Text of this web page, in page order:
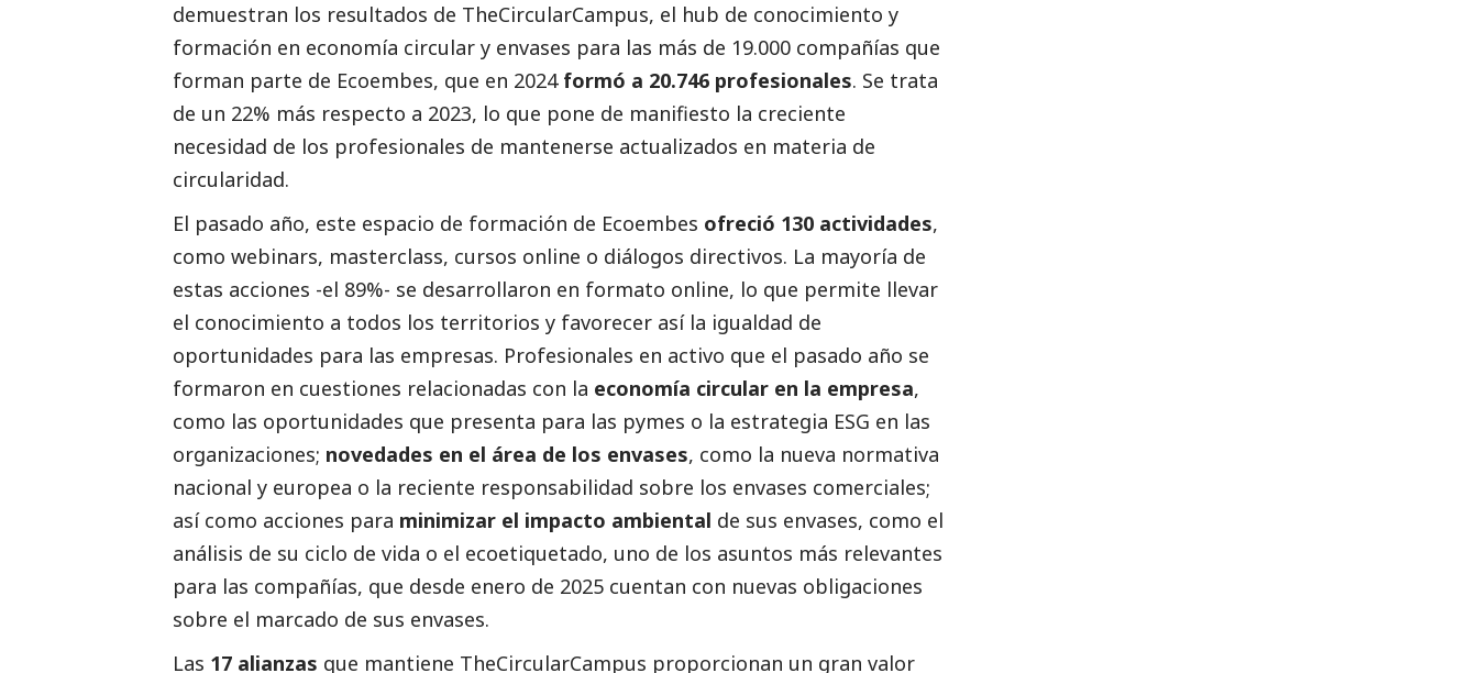
demuestran los resultados de TheCircularCampus, el hub de conocimiento y
formación en economía circular y envases para las más de 19.000 compañías que
forman parte de Ecoembes, que en 2024 formó a 20.746 profesionales. Se trata
de un 22% más respecto a 2023, lo que pone de manifiesto la creciente
necesidad de los profesionales de mantenerse actualizados en materia de
circularidad.
El pasado año, este espacio de formación de Ecoembes ofreció 130 actividades,
como webinars, masterclass, cursos online o diálogos directivos. La mayoría de
estas acciones -el 89%- se desarrollaron en formato online, lo que permite llevar
el conocimiento a todos los territorios y favorecer así la igualdad de
oportunidades para las empresas. Profesionales en activo que el pasado año se
formaron en cuestiones relacionadas con la economía circular en la empresa,
como las oportunidades que presenta para las pymes o la estrategia ESG en las
organizaciones; novedades en el área de los envases, como la nueva normativa
nacional y europea o la reciente responsabilidad sobre los envases comerciales;
así como acciones para minimizar el impacto ambiental de sus envases, como el
análisis de su ciclo de vida o el ecoetiquetado, uno de los asuntos más relevantes
para las compañías, que desde enero de 2025 cuentan con nuevas obligaciones
sobre el marcado de sus envases.
Las 17 alianzas que mantiene TheCircularCampus proporcionan un gran valor